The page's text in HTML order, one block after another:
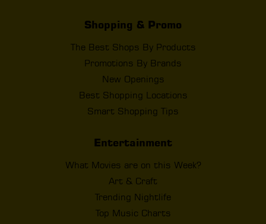
Shopping & Promo
The Best Shops By Products
Promotions By Brands
New Openings
Best Shopping Locations
Smart Shopping Tips
Entertainment
What Movies are on this Week?
Art & Craft
Trending Nightlife
Top Music Charts